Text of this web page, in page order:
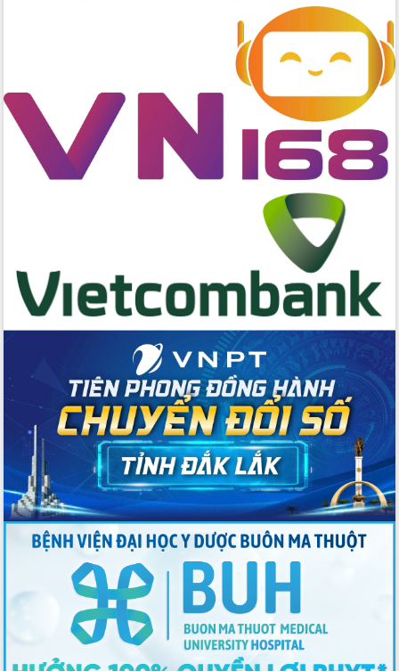
Việt Nam
Thứ trưởng Bộ Y tế làm việc với tỉnh
Đắk Lắk về phát triển nhân lực y tế
cho trạm y tế cấp xã
Du lịch Đắk Lắk nâng tầm trải nghiệm
Đoàn đại biểu Quốc hội tỉnh Đắk Lắk
trao đổi thông tin trước Kỳ họp thứ
nhất, Quốc hội khóa XVI
Quyết liệt cải cách hành chính, khơi
thông nguồn lực phát triển
Nâng cao hiệu lực, hiệu quả HĐND
tỉnh thông qua hiện đại hóa hành chính
Xã Ea Phê gắn cải cách hành chính với
chuyển đổi số
Phó Chủ tịch Thường trực UBND tỉnh
Hồ Thị Nguyên Thảo làm việc tại Trung
tâm Phục vụ hành chính công xã Ea
Phê
Xây dựng nền hành chính số đồng
hành cùng nông dân dân, doanh nghiệp
Giai đoạn 2026-2030, Đắk Lắk phấn
đấu có 77% xã đạt chuẩn nông thôn
Chuyển đổi số 'mở đường' cho nông